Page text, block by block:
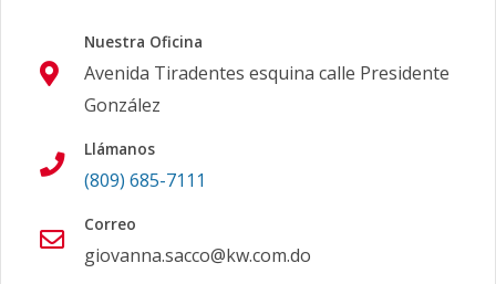
Nuestra Oficina
Avenida Tiradentes esquina calle Presidente
González
Llámanos
(809) 685-7111
Correo
giovanna.sacco@kw.com.do